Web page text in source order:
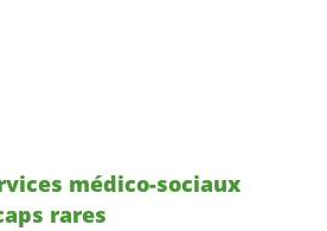
médico-sociaux
rares